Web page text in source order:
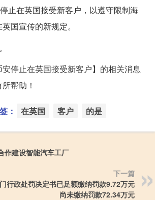
止在英国接受新客户，以遵守限制海
国宣传的新规定。
停止在英国接受新客户】的相关消息
帮助！
： 在英国 客户 的是
作建设智能汽车工厂
下一篇
行政处罚决定书已足额缴纳罚款9.72万元
尚未缴纳罚款72.34万元